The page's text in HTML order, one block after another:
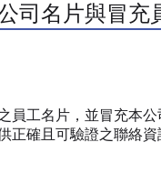
司名片與冒充
員工名片，並冒充本
正確且可驗證之聯絡